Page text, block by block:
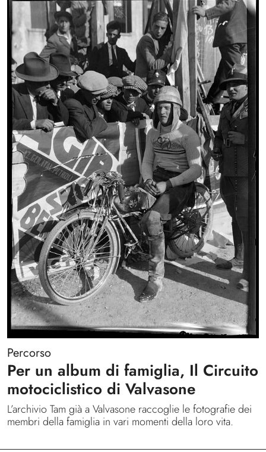
Percorso
Per un album di famiglia, Il Circuito
motociclistico di Valvasone
L’archivio Tam già a Valvasone raccoglie le fotografie dei
membri della famiglia in vari momenti della loro vita.